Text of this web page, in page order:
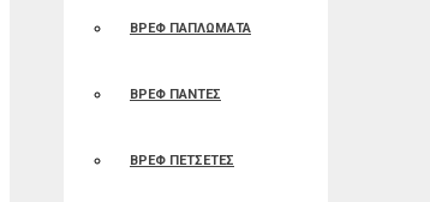
ΒΡΕΦ ΠΑΠΛΩΜΑΤΑ
ΒΡΕΦ ΠΑΝΤΕΣ
ΒΡΕΦ ΠΕΤΣΕΤΕΣ